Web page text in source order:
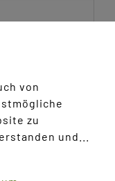
in diesem
von
zu
und...